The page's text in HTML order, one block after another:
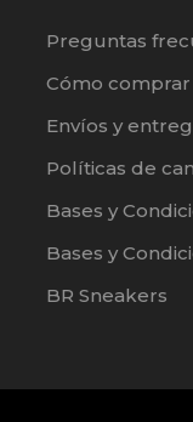
Preguntas
Cómo comprar
Envíos y
Políticas de
Bases y
Bases y
BR Sneakers